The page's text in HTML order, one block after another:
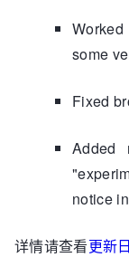
some
Fixed
Added
notice
详情请查看更新